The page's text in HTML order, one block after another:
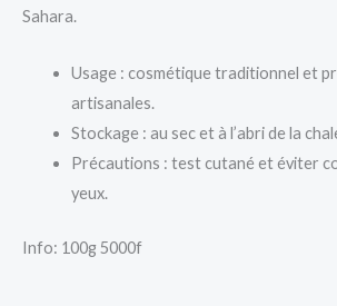
Sahara.
Usage : cosmétique traditionnel et
artisanales.
Stockage : au sec et à l’abri de la
Précautions : test cutané et éviter
yeux.
Info: 100g 5000f